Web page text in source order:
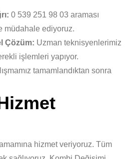
0 539 251 98 03 araması
müdahale ediyoruz.
Çözüm: Uzman teknisyenlerimiz
işlemleri yapıyor.
tamamlandıktan sonra
hizmet veriyoruz. Tüm